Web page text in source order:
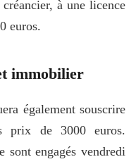
à une licence
euros.
immobilier
également souscrire
prix de 3000 euros.
sont engagés vendredi